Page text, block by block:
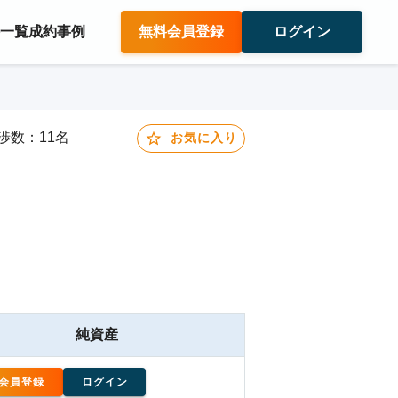
覧成約事例 無料会員登録 ログイン
数：11名 お気に入り
員登録 ログイン
純資産